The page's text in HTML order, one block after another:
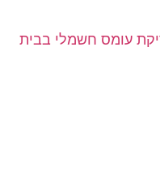
עומס חשמלי בבית